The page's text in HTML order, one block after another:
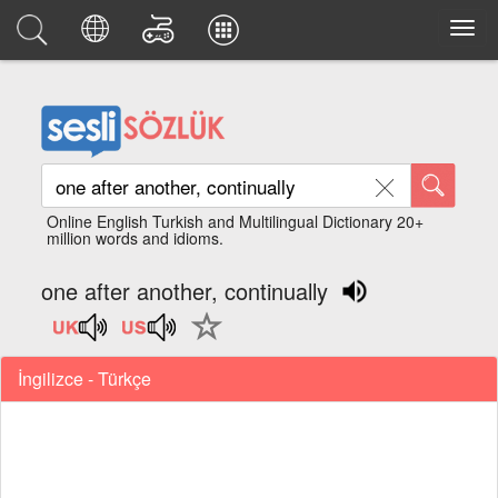
Online English Turkish and Multilingual Dictionary 20+
million words and idioms.
one after another, continually
İngilizce - Türkçe